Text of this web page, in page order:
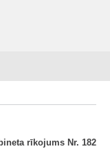
rīkojums Nr. 182